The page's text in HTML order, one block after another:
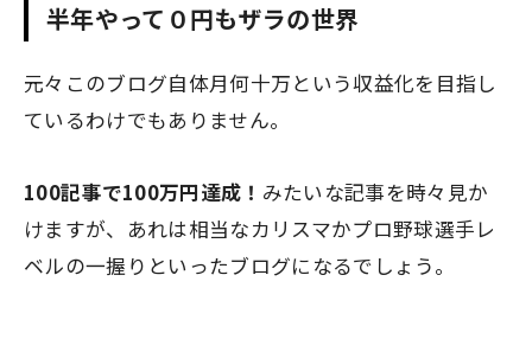
半年やって０円もザラの世界
元々このブログ自体月何十万という収益化を目指し
ているわけでもありません。
100記事で100万円達成！ みたいな記事を時々見か
けますが、あれは相当なカリスマかプロ野球選手レ
ベルの一握り といったブログになるでしょう。